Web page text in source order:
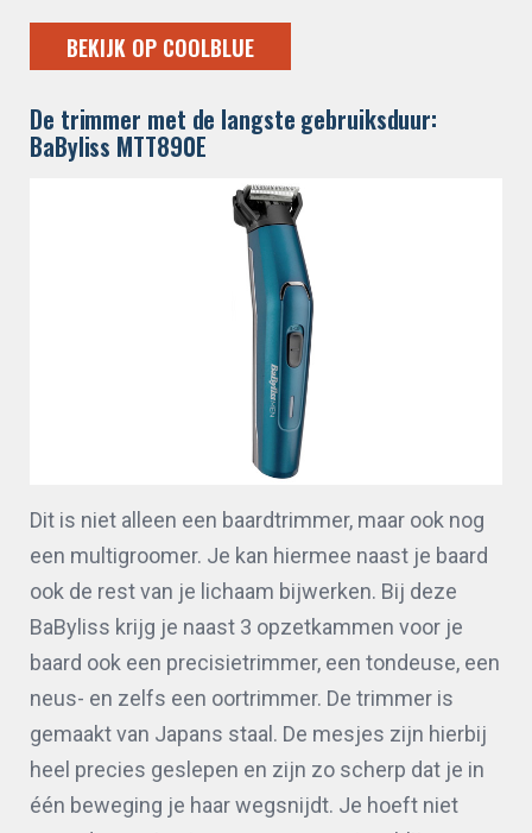
BEKIJK OP COOLBLUE
De trimmer met de langste gebruiksduur:
BaByliss MTT890E
Dit is niet alleen een baardtrimmer, maar ook nog
een multigroomer. Je kan hiermee naast je baard
ook de rest van je lichaam bijwerken. Bij deze
BaByliss krijg je naast 3 opzetkammen voor je
baard ook een precisietrimmer, een tondeuse, een
neus- en zelfs een oortrimmer. De trimmer is
gemaakt van Japans staal. De mesjes zijn hierbij
heel precies geslepen en zijn zo scherp dat je in
één beweging je haar wegsnijdt. Je hoeft niet